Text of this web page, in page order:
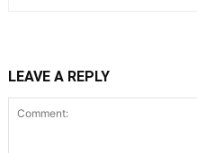
LEAVE A REPLY